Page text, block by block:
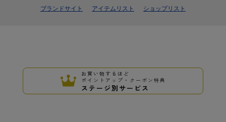
ブランドサイト アイテムリスト ショップリスト
お買い物するほど
ポイントアップ・クーポン特典
ステージ別サービス